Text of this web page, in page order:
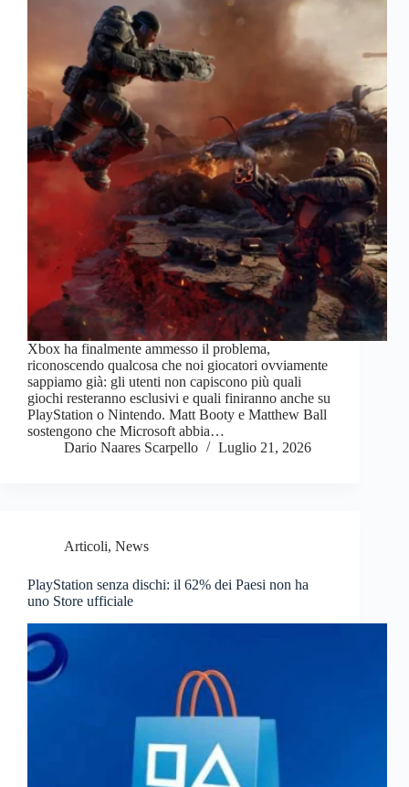
Xbox ha finalmente ammesso il problema,
riconoscendo qualcosa che noi giocatori ovviamente
sappiamo già: gli utenti non capiscono più quali
giochi resteranno esclusivi e quali finiranno anche su
PlayStation o Nintendo. Matt Booty e Matthew Ball
sostengono che Microsoft abbia…
Dario Naares Scarpello
Luglio 21, 2026
Articoli, News
PlayStation senza dischi: il 62% dei Paesi non ha
uno Store ufficiale